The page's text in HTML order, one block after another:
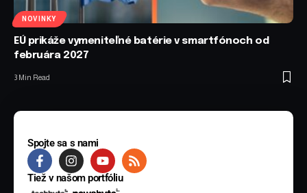
NOVINKY
EÚ prikáže vymeniteľné batérie v smartfónoch od
februára 2027
3 Min Read
Spojte sa s nami
Tiež v našom portfóliu